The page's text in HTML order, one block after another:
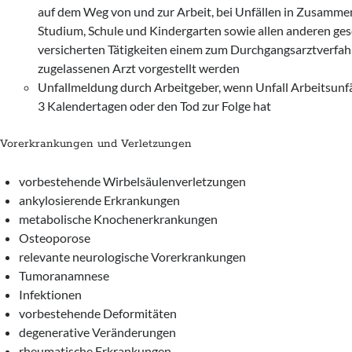
auf dem Weg von und zur Arbeit, bei Unfällen in
Studium, Schule und Kindergarten sowie allen anderen
versicherten Tätigkeiten einem zum
zugelassenen Arzt vorgestellt werden
Unfallmeldung durch Arbeitgeber, wenn Unfall
3 Kalendertagen oder den Tod zur Folge hat
Vorerkrankungen und Verletzungen
vorbestehende Wirbelsäulenverletzungen
ankylosierende Erkrankungen
metabolische Knochenerkrankungen
Osteoporose
relevante neurologische Vorerkrankungen
Tumoranamnese
Infektionen
vorbestehende Deformitäten
degenerative Veränderungen